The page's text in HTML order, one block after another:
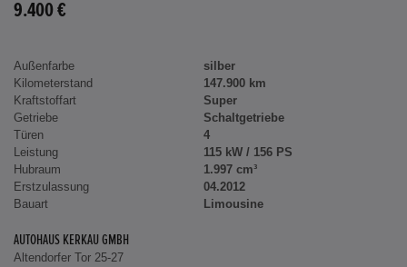
9.400 €
Außenfarbe
silber
Kilometerstand
147.900 km
Kraftstoffart
Super
Getriebe
Schaltgetriebe
Türen
4
Leistung
115 kW / 156 PS
Hubraum
1.997 cm³
Erstzulassung
04.2012
Bauart
Limousine
AUTOHAUS KERKAU GMBH
Altendorfer Tor 25-27